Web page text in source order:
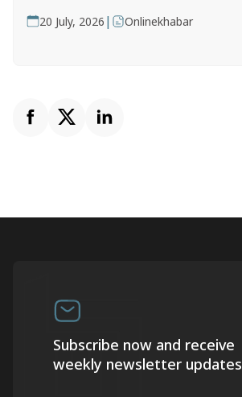
20 July, 2026 | Onlinekhabar
Subscribe now and receive
weekly newsletter updates